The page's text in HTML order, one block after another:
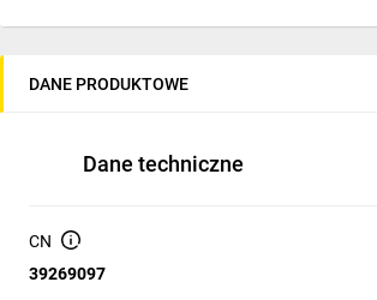
Materiał: tworzywo sztuczne; kolor:
Kształt: okrągły; średnica nominalna: 60
Montaż: montaż podtynkowy; rodzaj
Stopień ochrony: IP20 — produkt
zastosowań wewnętrznych, nieodporny
DANE PRODUKTOWE
Dane techniczne
CN
39269097